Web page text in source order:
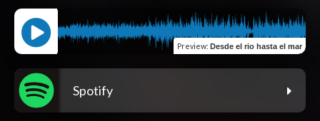
Preview: Desde el rio hasta el mar
Spotify